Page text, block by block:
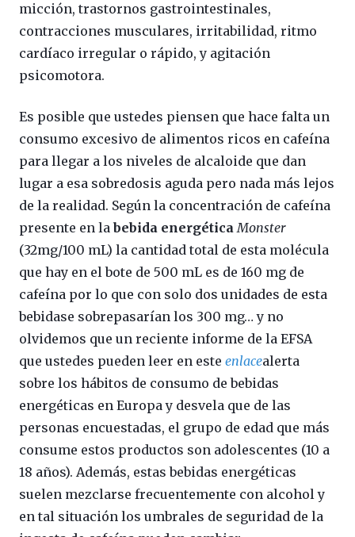
micción, trastornos gastrointestinales,
contracciones musculares, irritabilidad, ritmo
cardíaco irregular o rápido, y agitación
psicomotora.
Es posible que ustedes piensen que hace falta un
consumo excesivo de alimentos ricos en cafeína
para llegar a los niveles de alcaloide que dan
lugar a esa sobredosis aguda pero nada más lejos
de la realidad. Según la concentración de cafeína
presente en labebida energética Monster
(32mg/100 mL) la cantidad total de esta molécula
que hay en el bote de 500 mL es de 160 mg de
cafeína por lo que con solo dos unidades de esta
bebidase sobrepasarían los 300 mg… y no
olvidemos que un reciente informe de la EFSA
que ustedes pueden leer en este enlacealerta
sobre los hábitos de consumo de bebidas
energéticas en Europa y desvela que de las
personas encuestadas, el grupo de edad que más
consume estos productos son adolescentes (10 a
18 años). Además, estas bebidas energéticas
suelen mezclarse frecuentemente con alcohol y
en tal situación los umbrales de seguridad de la